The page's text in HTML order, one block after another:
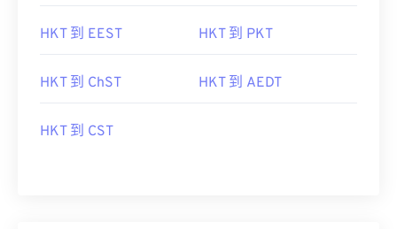
HKT 到 EEST HKT 到 PKT
HKT 到 ChST HKT 到 AEDT
HKT 到 CST